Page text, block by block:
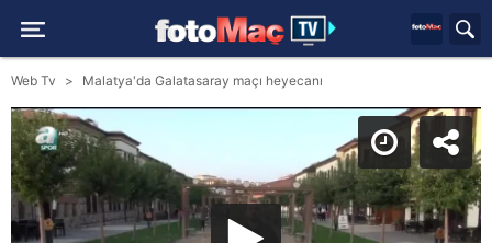
Web Tv Malatya'da Galatasaray maçı heyecanı